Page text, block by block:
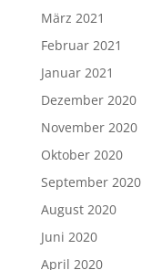
März 2021
Februar 2021
Januar 2021
Dezember 2020
November 2020
Oktober 2020
September 2020
August 2020
Juni 2020
April 2020